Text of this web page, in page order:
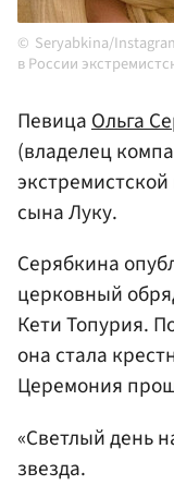
Seryabkina/
в России
ПевицаОльга
(владелец
сына Луку.
Серябкина
церковный
Кети Топурия.
она стала
Церемония
«Светлый день
звезда.